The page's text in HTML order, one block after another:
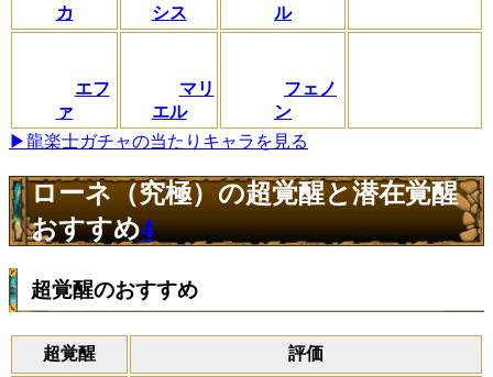
カ
シス
ル
エフ
ァ
マリ
エル
フェノ
ン
▶龍楽士ガチャの当たりキャラを見る
ローネ（究極）の超覚醒と潜在覚醒
おすすめ4
超覚醒のおすすめ
超覚醒 評価